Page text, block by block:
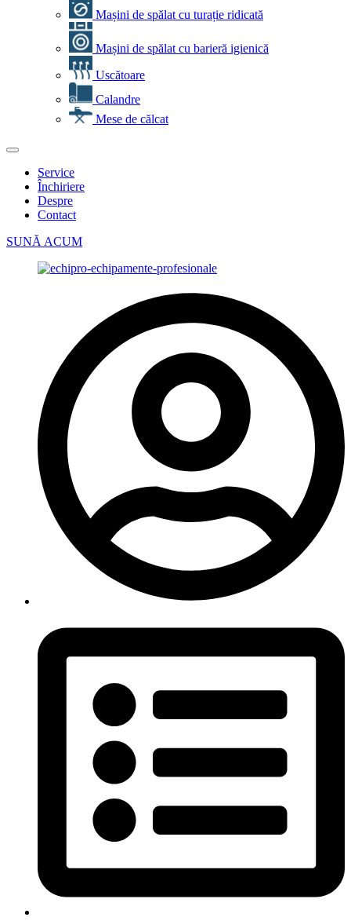
Mașini de spălat cu turație ridicată
Mașini de spălat cu barieră igienică
Uscătoare
Calandre
Mese de călcat
Service
Închiriere
Despre
Contact
SUNĂ ACUM